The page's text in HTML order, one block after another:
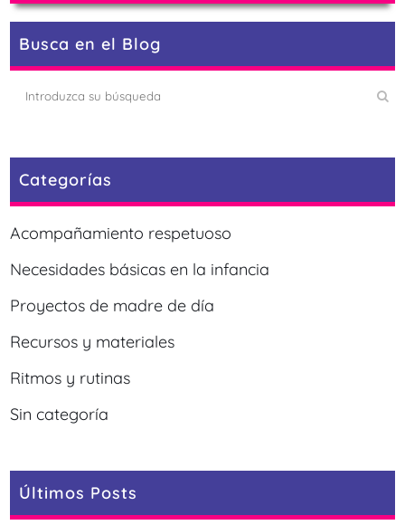
Busca en el Blog
Categorías
Acompañamiento respetuoso
Necesidades básicas en la infancia
Proyectos de madre de día
Recursos y materiales
Ritmos y rutinas
Sin categoría
Últimos Posts